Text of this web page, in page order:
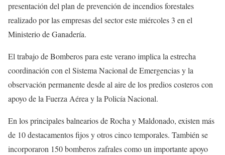
presentación del plan de prevención de incendios forestales
realizado por las empresas del sector este miércoles 3 en el
Ministerio de Ganadería.
El trabajo de Bomberos para este verano implica la estrecha
coordinación con el Sistema Nacional de Emergencias y la
observación permanente desde al aire de los predios costeros con
apoyo de la Fuerza Aérea y la Policía Nacional.
En los principales balnearios de Rocha y Maldonado, existen más
de 10 destacamentos fijos y otros cinco temporales. También se
incorporaron 150 bomberos zafrales como un importante apoyo